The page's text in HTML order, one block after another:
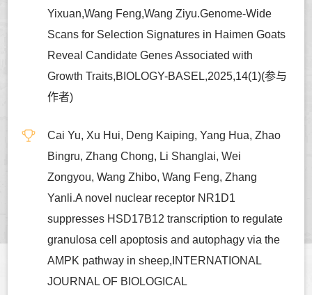
Yixuan,Wang Feng,Wang Ziyu.Genome-Wide
Scans for Selection Signatures in Haimen Goats
Reveal Candidate Genes Associated with
Growth Traits,BIOLOGY-BASEL,2025,14(1)(参与
作者)
Cai Yu, Xu Hui, Deng Kaiping, Yang Hua, Zhao
Bingru, Zhang Chong, Li Shanglai, Wei
Zongyou, Wang Zhibo, Wang Feng, Zhang
Yanli.A novel nuclear receptor NR1D1
suppresses HSD17B12 transcription to regulate
granulosa cell apoptosis and autophagy via the
AMPK pathway in sheep,INTERNATIONAL
JOURNAL OF BIOLOGICAL